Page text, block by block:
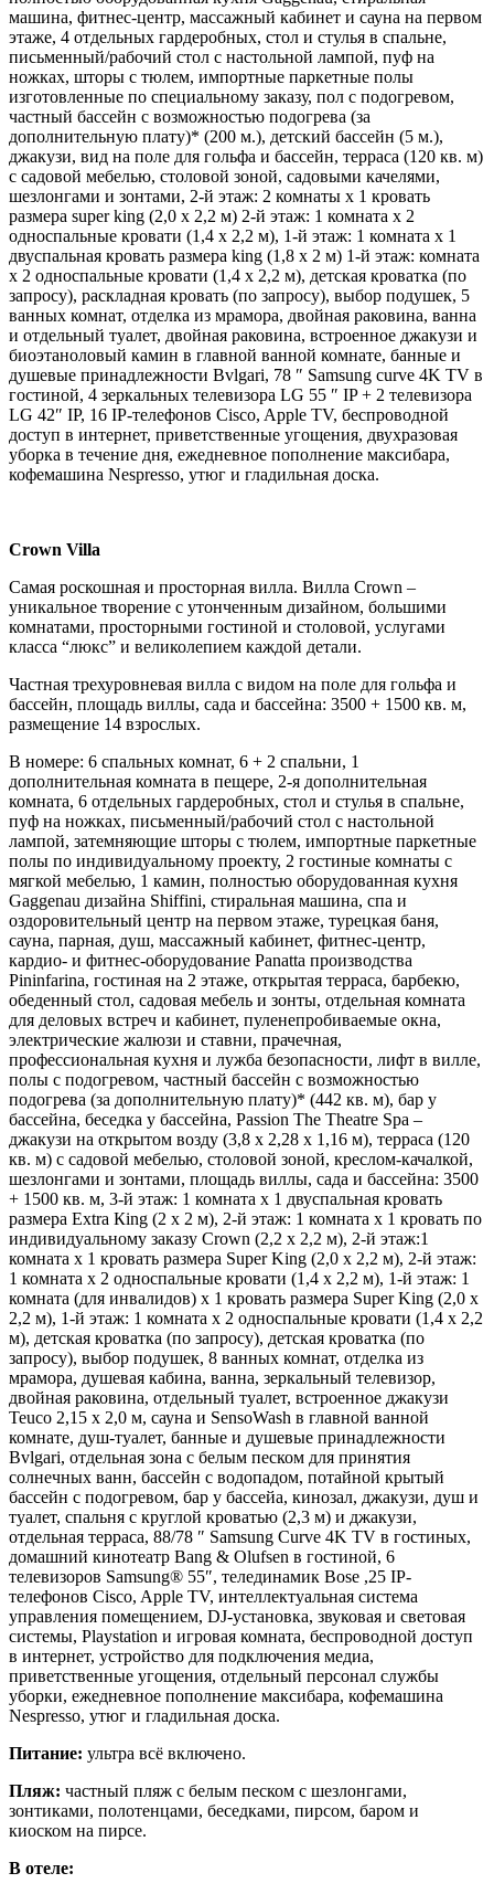
машина, фитнес-центр, массажный кабинет и сауна на первом
этаже, 4 отдельных гардеробных, стол и стулья в спальне,
письменный/рабочий стол с настольной лампой, пуф на
ножках, шторы с тюлем, импортные паркетные полы
изготовленные по специальному заказу, пол с подогревом,
частный бассейн с возможностью подогрева (за
дополнительную плату)* (200 м.), детский бассейн (5 м.),
джакузи, вид на поле для гольфа и бассейн, терраса (120 кв. м)
с садовой мебелью, столовой зоной, садовыми качелями,
шезлонгами и зонтами, 2-й этаж: 2 комнаты х 1 кровать
размера super king (2,0 x 2,2 м) 2-й этаж: 1 комната x 2
односпальные кровати (1,4 х 2,2 м), 1-й этаж: 1 комната x 1
двуспальная кровать размера king (1,8 x 2 м) 1-й этаж: комната
x 2 односпальные кровати (1,4 х 2,2 м), детская кроватка (по
запросу), раскладная кровать (по запросу), выбор подушек, 5
ванных комнат, отделка из мрамора, двойная раковина, ванна
и отдельный туалет, двойная раковина, встроенное джакузи и
биоэтаноловый камин в главной ванной комнате, банные и
душевые принадлежности Bvlgari, 78 ″ Samsung curve 4K TV в
гостиной, 4 зеркальных телевизора LG 55 ″ IP + 2 телевизора
LG 42″ IP, 16 IP-телефонов Cisco, Apple TV, беспроводной
доступ в интернет, приветственные угощения, двухразовая
уборка в течение дня, ежедневное пополнение максибара,
кофемашина Nespresso, утюг и гладильная доска.
Crown Villa
Cамая роскошная и просторная вилла. Вилла Crown –
уникальное творение с утонченным дизайном, большими
комнатами, просторными гостиной и столовой, услугами
класса “люкс” и великолепием каждой детали.
Частная трехуровневая вилла с видом на поле для гольфа и
бассейн, площадь виллы, сада и бассейна: 3500 + 1500 кв. м,
размещение 14 взрослых.
В номере: 6 спальных комнат, 6 + 2 спальни, 1
дополнительная комната в пещере, 2-я дополнительная
комната, 6 отдельных гардеробных, стол и стулья в спальне,
пуф на ножках, письменный/рабочий стол с настольной
лампой, затемняющие шторы с тюлем, импортные паркетные
полы по индивидуальному проекту, 2 гостиные комнаты с
мягкой мебелью, 1 камин, полностью оборудованная кухня
Gaggenau дизайна Shiffini, стиральная машина, спа и
оздоровительный центр на первом этаже, турецкая баня,
сауна, парная, душ, массажный кабинет, фитнес-центр,
кардио- и фитнес-оборудование Panatta производства
Pininfarina, гостиная на 2 этаже, открытая терраса, барбекю,
обеденный стол, садовая мебель и зонты, отдельная комната
для деловых встреч и кабинет, пуленепробиваемые окна,
электрические жалюзи и ставни, прачечная,
профессиональная кухня и лужба безопасности, лифт в вилле,
полы с подогревом, частный бассейн с возможностью
подогрева (за дополнительную плату)* (442 кв. м), бар у
бассейна, беседка у бассейна, Passion The Theatre Spa –
джакузи на открытом возду (3,8 x 2,28 x 1,16 м), терраса (120
кв. м) с садовой мебелью, столовой зоной, креслом-качалкой,
шезлонгами и зонтами, площадь виллы, сада и бассейна: 3500
+ 1500 кв. м, 3-й этаж: 1 комната x 1 двуспальная кровать
размера Extra Кing (2 x 2 м), 2-й этаж: 1 комната x 1 кровать по
индивидуальному заказу Crown (2,2 x 2,2 м), 2-й этаж:1
комната х 1 кровать размера Super King (2,0 x 2,2 м), 2-й этаж:
1 комната x 2 односпальные кровати (1,4 х 2,2 м), 1-й этаж: 1
комната (для инвалидов) х 1 кровать размера Super King (2,0 x
2,2 м), 1-й этаж: 1 комната x 2 односпальные кровати (1,4 х 2,2
м), детская кроватка (по запросу), детская кроватка (по
запросу), выбор подушек, 8 ванных комнат, отделка из
мрамора, душевая кабина, ванна, зеркальный телевизор,
двойная раковина, отдельный туалет, встроенное джакузи
Teuco 2,15 x 2,0 м, сауна и SensoWash в главной ванной
комнате, душ-туалет, банные и душевые принадлежности
Bvlgari, отдельная зона с белым песком для принятия
солнечных ванн, бассейн с водопадом, потайной крытый
бассейн с подогревом, бар у бассейа, кинозал, джакузи, душ и
туалет, спальня с круглой кроватью (2,3 м) и джакузи,
отдельная терраса, 88/78 ″ Samsung Curve 4K TV в гостиных,
домашний кинотеатр Bang & Olufsen в гостиной, 6
телевизоров Samsung® 55″, телединамик Bose ,25 IP-
телефонов Cisco, Apple TV, интеллектуальная система
управления помещением, DJ-установка, звуковая и световая
системы, Playstation и игровая комната, беспроводной доступ
в интернет, устройство для подключения медиа,
приветственные угощения, отдельный персонал службы
уборки, ежедневное пополнение максибара, кофемашина
Nespresso, утюг и гладильная доска.
Питание: ультра всё включено.
Пляж: частный пляж с белым песком с шезлонгами,
зонтиками, полотенцами, беседками, пирсом, баром и
киоском на пирсе.
В отеле: